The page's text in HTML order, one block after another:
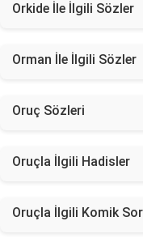
Orkide İle İlgili Sözler
Orman İle İlgili Sözler
Oruç Sözleri
Oruçla İlgili Hadisler
Oruçla İlgili Komik